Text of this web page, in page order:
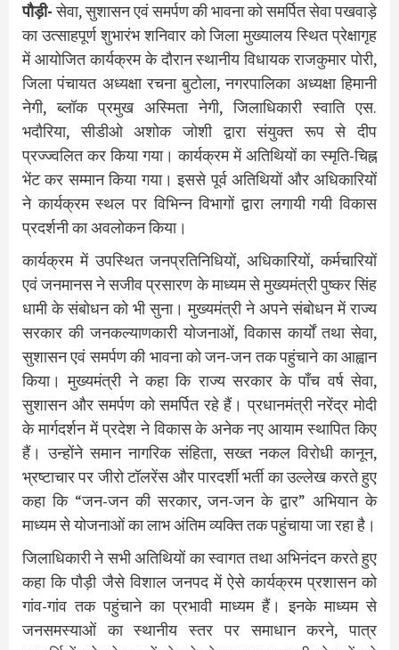
पौड़ी-सेवा, सुशासन एवं समर्पण की भावना को समर्पित सेवा पखवाड़े
का उत्साहपूर्ण शुभारंभ शनिवार को जिला मुख्यालय स्थित प्रेक्षागृह
में आयोजित कार्यक्रम के दौरान स्थानीय विधायक राजकुमार पोरी,
जिला पंचायत अध्यक्षा रचना बुटोला, नगरपालिका अध्यक्षा हिमानी
नेगी, ब्लॉक प्रमुख अस्मिता नेगी, जिलाधिकारी स्वाति एस.
भदौरिया, सीडीओ अशोक जोशी द्वारा संयुक्त रूप से दीप
प्रज्ज्वलित कर किया गया। कार्यक्रम में अतिथियों का स्मृति-चिह्न
भेंट कर सम्मान किया गया। इससे पूर्व अतिथियों और अधिकारियों
ने कार्यक्रम स्थल पर विभिन्न विभागों द्वारा लगायी गयी विकास
प्रदर्शनी का अवलोकन किया।
कार्यक्रम में उपस्थित जनप्रतिनिधियों, अधिकारियों, कर्मचारियों
एवं जनमानस ने सजीव प्रसारण के माध्यम से मुख्यमंत्री पुष्कर सिंह
धामी के संबोधन को भी सुना। मुख्यमंत्री ने अपने संबोधन में राज्य
सरकार की जनकल्याणकारी योजनाओं, विकास कार्यों तथा सेवा,
सुशासन एवं समर्पण की भावना को जन-जन तक पहुंचाने का आह्वान
किया। मुख्यमंत्री ने कहा कि राज्य सरकार के पाँच वर्ष सेवा,
सुशासन और समर्पण को समर्पित रहे हैं। प्रधानमंत्री नरेंद्र मोदी
के मार्गदर्शन में प्रदेश ने विकास के अनेक नए आयाम स्थापित किए
हैं। उन्होंने समान नागरिक संहिता, सख्त नकल विरोधी कानून,
भ्रष्टाचार पर जीरो टॉलरेंस और पारदर्शी भर्ती का उल्लेख करते हुए
कहा कि “जन-जन की सरकार, जन-जन के द्वार” अभियान के
माध्यम से योजनाओं का लाभ अंतिम व्यक्ति तक पहुंचाया जा रहा है।
जिलाधिकारी ने सभी अतिथियों का स्वागत तथा अभिनंदन करते हुए
कहा कि पौड़ी जैसे विशाल जनपद में ऐसे कार्यक्रम प्रशासन को
गांव-गांव तक पहुंचाने का प्रभावी माध्यम हैं। इनके माध्यम से
जनसमस्याओं का स्थानीय स्तर पर समाधान करने, पात्र